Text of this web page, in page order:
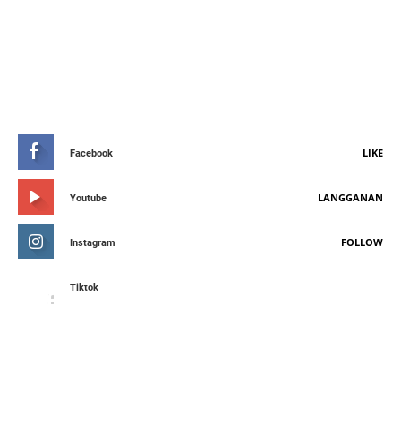
Facebook LIKE
Youtube LANGGANAN
Instagram FOLLOW
Tiktok